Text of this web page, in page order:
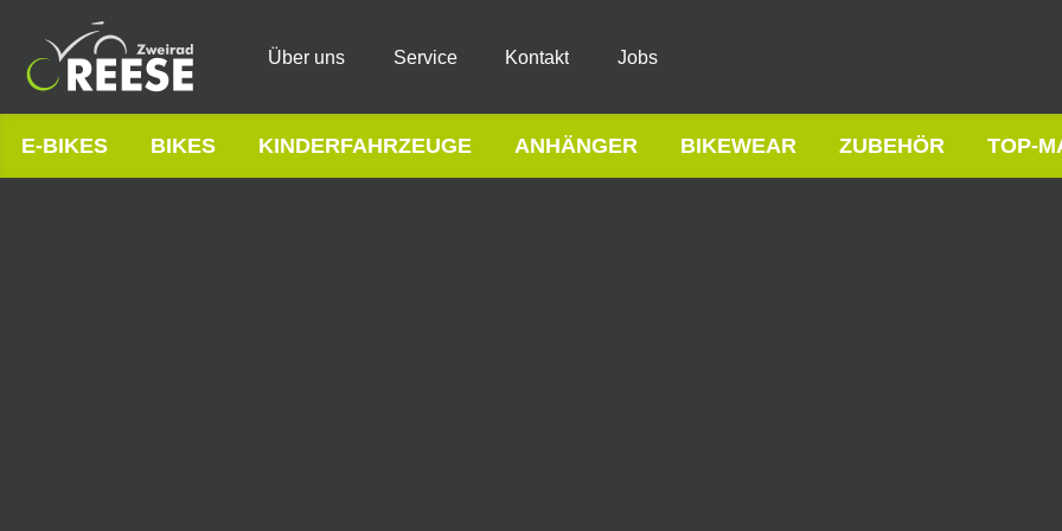
Über uns Service Kontakt Jobs
E-BIKES BIKES KINDERFAHRZEUGE ANHÄNGER BIKEWEAR ZUBEHÖR TOP-